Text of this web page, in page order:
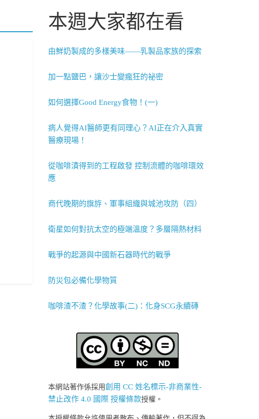
本週大家都在看
由鮮奶製成的多樣美味——乳製品家族的探索
加一點鹽巴，讓沙士變瘋狂的祕密
如何選擇Good Energy食物！(一)
病人覺得AI醫師更有同理心？AI正在介入真實
醫療現場！
從咖啡漬得到的工程啟發 控制流體的咖啡環效
應
商代晚期的旗斿、軍事組織與城池攻防（四）
衛星如何對抗太空的極端溫度？多層隔熱材料
戰爭的起源與中國新石器時代的戰爭
防災包必備化學物質
咖啡渣不渣？化學故事(二)：化身SCG永續磚
本網站著作係採用創用 CC 姓名標示-非商業性-
禁止改作 4.0 國際 授權條款授權。